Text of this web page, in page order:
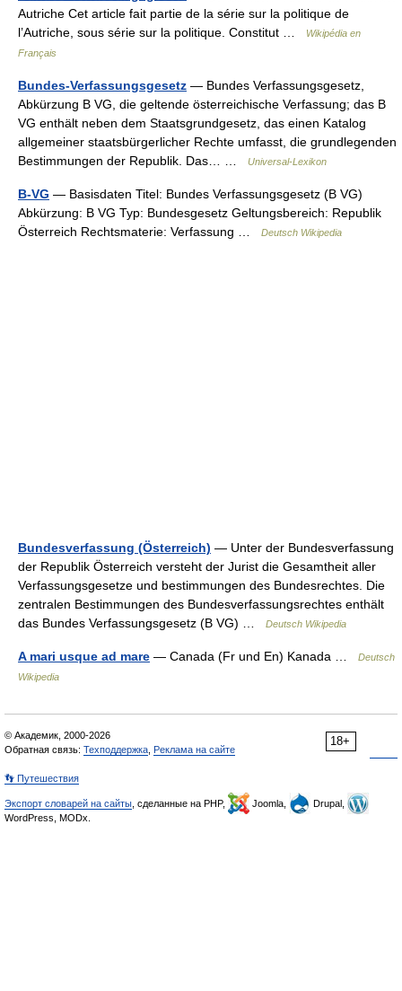
Autriche Cet article fait partie de la série sur la politique de
l’Autriche, sous série sur la politique. Constitut …
Wikipédia en
Français
Bundes-Verfassungsgesetz — Bundes Verfassungsgesetz,
Abkürzung B VG, die geltende österreichische Verfassung; das B
VG enthält neben dem Staatsgrundgesetz, das einen Katalog
allgemeiner staatsbürgerlicher Rechte umfasst, die grundlegenden
Bestimmungen der Republik. Das… …
Universal-Lexikon
B-VG — Basisdaten Titel: Bundes Verfassungsgesetz (B VG)
Abkürzung: B VG Typ: Bundesgesetz Geltungsbereich: Republik
Österreich Rechtsmaterie: Verfassung …
Deutsch Wikipedia
Bundesverfassung (Österreich) — Unter der Bundesverfassung
der Republik Österreich versteht der Jurist die Gesamtheit aller
Verfassungsgesetze und bestimmungen des Bundesrechtes. Die
zentralen Bestimmungen des Bundesverfassungsrechtes enthält
das Bundes Verfassungsgesetz (B VG) …
Deutsch Wikipedia
A mari usque ad mare — Canada (Fr und En) Kanada …
Deutsch
Wikipedia
18+
© Академик, 2000-2026
Обратная связь: Техподдержка Реклама на сайте
👣 Путешествия
Экспорт словарей на сайты , сделанные на PHP, Joomla,
Drupal,
WordPress, MODx.